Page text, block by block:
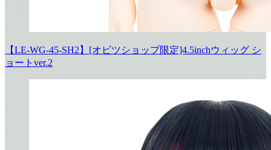
【LE-WG-45-SH2】[オビツショップ限定]4.5inchウィッグ シ
ョートver.2